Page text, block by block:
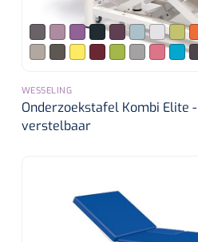
Alginaten
Kleeflaag removers
Nierbekken
WESSELING
Onderzoekstafel Kombi Elite
verstelbaar